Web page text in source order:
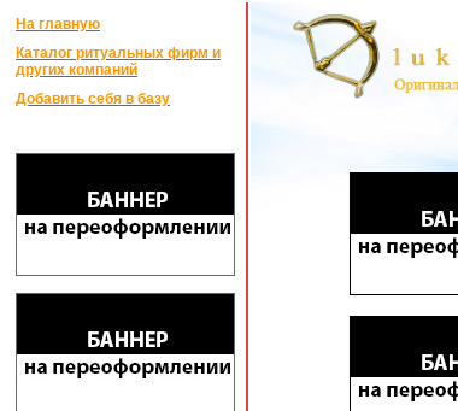
На главную
Каталог ритуальных фирм и
других компаний
Добавить себя в базу